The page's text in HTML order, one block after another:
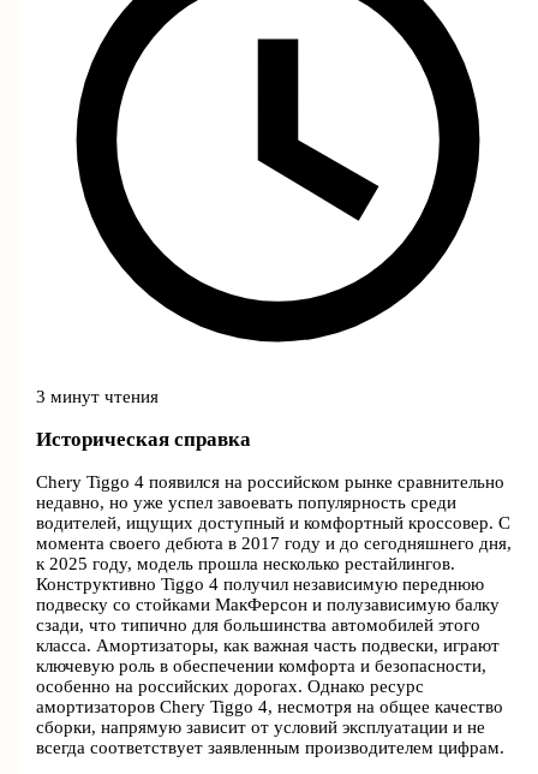
3 минут чтения
Историческая справка
Chery Tiggo 4 появился на российском рынке сравнительно
недавно, но уже успел завоевать популярность среди
водителей, ищущих доступный и комфортный кроссовер. С
момента своего дебюта в 2017 году и до сегодняшнего дня,
к 2025 году, модель прошла несколько рестайлингов.
Конструктивно Tiggo 4 получил независимую переднюю
подвеску со стойками МакФерсон и полузависимую балку
сзади, что типично для большинства автомобилей этого
класса. Амортизаторы, как важная часть подвески, играют
ключевую роль в обеспечении комфорта и безопасности,
особенно на российских дорогах. Однако ресурс
амортизаторов Chery Tiggo 4, несмотря на общее качество
сборки, напрямую зависит от условий эксплуатации и не
всегда соответствует заявленным производителем цифрам.